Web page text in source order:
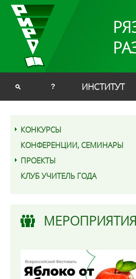
? ИНСТИТУТ
КОНКУРСЫ
КОНФЕРЕНЦИИ, СЕМИНАРЫ
ПРОЕКТЫ
КЛУБ УЧИТЕЛЬ ГОДА
МЕРОПРИЯТИЯ